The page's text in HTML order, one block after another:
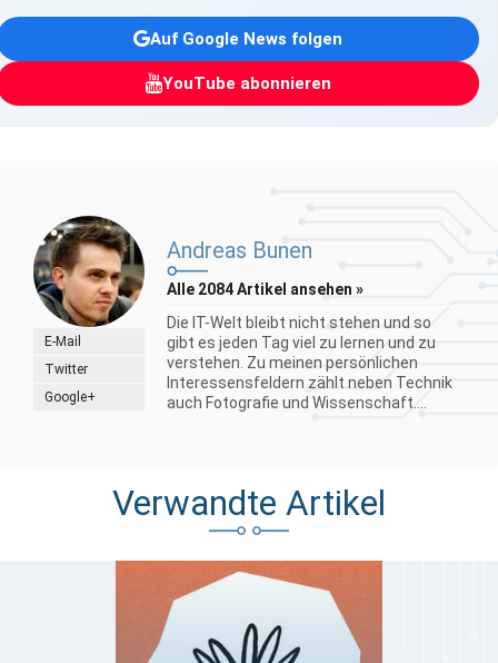
Auf Google News folgen
YouTube abonnieren
E-Mail
Twitter
Google+
Andreas Bunen
Alle 2084 Artikel ansehen »
Die IT-Welt bleibt nicht stehen und so
gibt es jeden Tag viel zu lernen und zu
verstehen. Zu meinen persönlichen
Interessensfeldern zählt neben Technik
auch Fotografie und Wissenschaft....
Verwandte Artikel